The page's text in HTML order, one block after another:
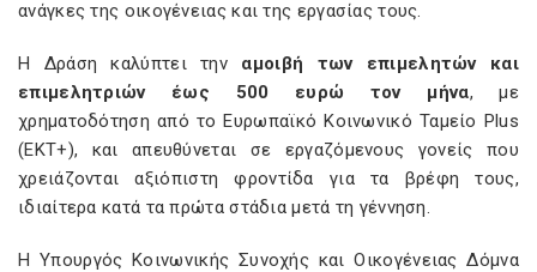
ανάγκες της οικογένειας και της εργασίας τους.
Η Δράση καλύπτει την αμοιβή των επιμελητών και
επιμελητριών έως 500 ευρώ τον μήνα, με
χρηματοδότηση από το Ευρωπαϊκό Κοινωνικό Ταμείο Plus
(ΕΚΤ+), και απευθύνεται σε εργαζόμενους γονείς που
χρειάζονται αξιόπιστη φροντίδα για τα βρέφη τους,
ιδιαίτερα κατά τα πρώτα στάδια μετά τη γέννηση.
Η Υπουργός Κοινωνικής Συνοχής και Οικογένειας Δόμνα